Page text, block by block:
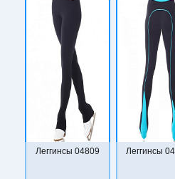
Леггинсы 04809 Леггинсы